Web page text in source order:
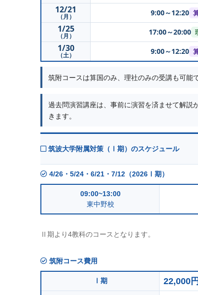
12/21
（月） 9:00～12:20
1/25
（月） 17:00～20:00
1/30
（土） 9:00～12:20
筑附コースは算国のみ、理社のみの受講も可能で
過去問演習講座は、事前に演習を済ませて解
きます。
筑波大学附属対策（Ⅰ期）のスケジュール
4/26・5/24・6/21・7/12（2026Ⅰ期）
09:00~13:00
東中野校
Ⅱ期より4教科のコースとなります。
筑附コース費用
Ⅰ期 22,000円